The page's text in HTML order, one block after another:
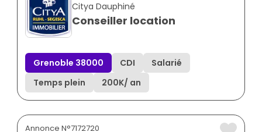
Citya Dauphiné
Conseiller location
Grenoble 38000 CDI
Salarié
Temps plein
200K/ an
Annonce N°7172720